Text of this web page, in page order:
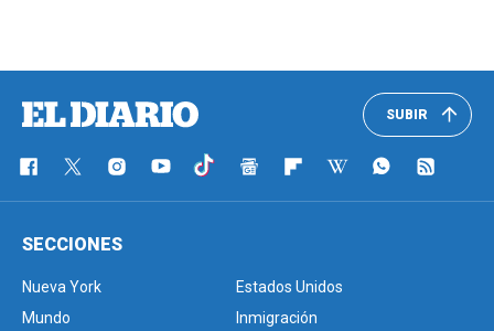
SUBIR
SECCIONES
Nueva York
Estados Unidos
Mundo
Inmigración